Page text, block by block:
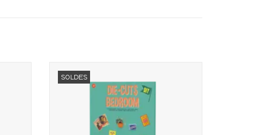
SOLDES
1:12 pour créer des accessoires
miniatures de chambre en papier. Idéal
pour personnaliser un décor.
AJOUTER AU PANIER